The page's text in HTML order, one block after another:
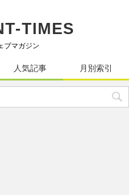
TIMES
ブマガジン
人気記事 月別索引